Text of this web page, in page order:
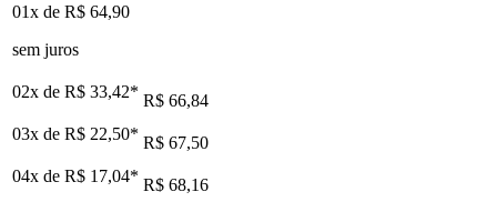
01x de R$ 64,90
sem juros
02x de R$ 33,42* R$ 66,84
03x de R$ 22,50* R$ 67,50
04x de R$ 17,04* R$ 68,16